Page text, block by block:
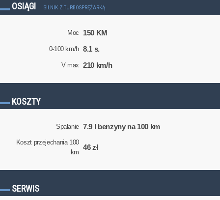
OSIĄGI SILNIK Z TURBOSPRĘŻARKĄ
Moc 150 KM
0-100 km/h 8.1 s.
V max 210 km/h
KOSZTY
Spalanie 7.9 l benzyny na 100 km
Koszt przejechania 100
km
46 zł
SERWIS